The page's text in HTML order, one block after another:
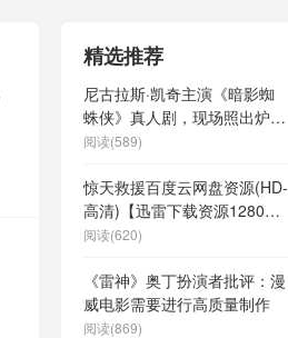
精选推荐
尼古拉斯·凯奇主演《暗影蜘
蛛侠》真人剧，现场照出炉！
背景设定在1930年代的纽约
阅读(589)
惊天救援百度云网盘资源(HD-
高清)【迅雷下载资源1280P
高清】
阅读(620)
《雷神》奥丁扮演者批评：漫
威电影需要进行高质量制作
阅读(869)